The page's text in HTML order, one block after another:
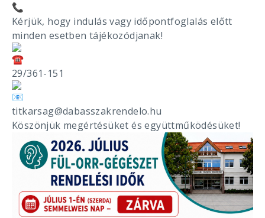
Kérjük, hogy indulás vagy időpontfoglalás előtt
minden esetben tájékozódjanak!
29/361-151
titkarsag@dabasszakrendelo.hu
Köszönjük megértésüket és együttműködésüket!